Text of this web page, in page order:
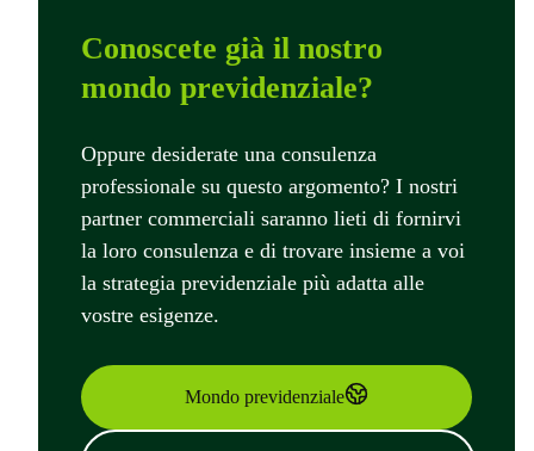
Conoscete già il nostro
mondo previdenziale?
Oppure desiderate una consulenza
professionale su questo argomento? I nostri
partner commerciali saranno lieti di fornirvi
la loro consulenza e di trovare insieme a voi
la strategia previdenziale più adatta alle
vostre esigenze.
Mondo previdenziale